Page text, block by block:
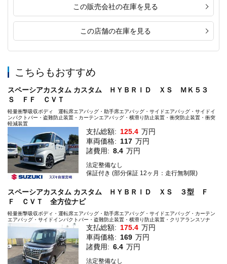
この販売会社の在庫を見る
この店舗の在庫を見る
こちらもおすすめ
スペーシアカスタム カスタム ＨＹＢＲＩＤ ＸＳ ＭＫ５３
Ｓ ＦＦ ＣＶＴ
軽量衝撃吸収ボディ 運転席エアバッグ・助手席エアバッグ・サイドエアバッグ・サイドイ
ンパクトバー・盗難防止装置・カーテンエアバッグ・横滑り防止装置・衝突防止装置・衝突
軽減装置
支払総額: 125.4 万円
車両価格: 117 万円
諸費用: 8.4 万円
法定整備なし
保証付き (部分保証 12ヶ月：走行無制限)
スペーシアカスタム カスタム ＨＹＢＲＩＤ ＸＳ ３型 Ｆ
Ｆ ＣＶＴ 全方位ナビ
軽量衝撃吸収ボディ・運転席エアバッグ・助手席エアバッグ・サイドエアバッグ・カーテン
エアバッグ・サイドインパクトバー・盗難防止装置・横滑り防止装置・クリアランスソナ
支払総額: 175.4 万円
車両価格: 169 万円
諸費用: 6.4 万円
法定整備なし